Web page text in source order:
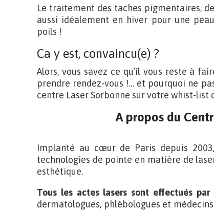
Le traitement des taches pigmentaires,
aussi idéalement en hiver pour une
poils !
Ca y est, convaincu(e) ?
Alors, vous savez ce qu’il vous reste à
prendre rendez-vous !… et pourquoi ne
centre Laser Sorbonne sur votre whist-list
A propos du
Implanté au cœur de Paris depuis
technologies de pointe en matière de
esthétique.
Tous les actes lasers sont effectués
dermatologues, phlébologues et